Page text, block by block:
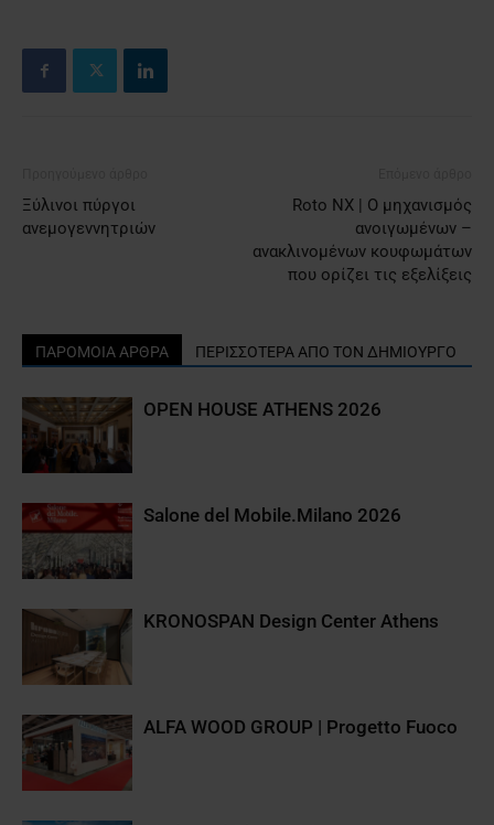
Ξύλινοι πύργοι
ανεμογεννητριών
Roto NX | O μηχανισμός
ανοιγωμένων –
ανακλινομένων κουφωμάτων
που ορίζει τις εξελίξεις
ΠΑΡΟΜΟΙΑ ΑΡΘΡΑ ΠΕΡΙΣΣΟΤΕΡΑ ΑΠΟ ΤΟΝ ΔΗΜΙΟΥΡΓΟ
OPEN HOUSE ATHENS 2026
Salone del Mobile.Milano 2026
KRONOSPAN Design Center Athens
ALFA WOOD GROUP | Progetto Fuoco